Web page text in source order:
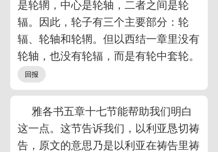
是轮辋，中心是轮轴，二者之间是轮
辐。因此，轮子有三个主要部分：轮
辐、轮轴和轮辋。但以西结一章里没有
轮轴，也没有轮辐，而是有轮中套轮。
雅各书五章十七节能帮助我们明白
这一点。这节告诉我们，以利亚恳切祷
告，原文的意思乃是以利亚在祷告里祷